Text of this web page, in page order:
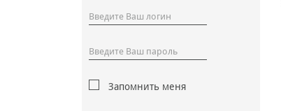
Запомнить меня